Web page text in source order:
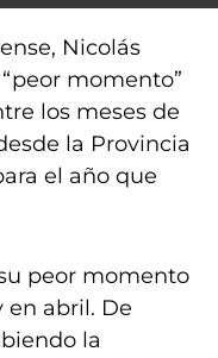
Nicolás
momento”
los meses de
la Provincia
el año que
peor momento
en abril. De
la